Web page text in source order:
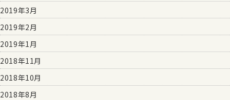
2019年3月
2019年2月
2019年1月
2018年11月
2018年10月
2018年8月